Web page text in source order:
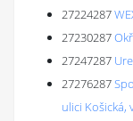
27224287
27230287
27247287
27276287
ulici Košická,